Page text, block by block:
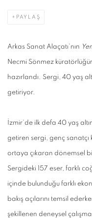
PAYLAŞ
Arkas Sanat Alaçatı’nın
Necmi Sönmez
hazırlandı. Sergi, 40 yaş
getiriyor.
İzmir’de ilk defa 40 yaş
getiren sergi, genç sanatçı
ortaya çıkaran dönemsel
Sergideki 157 eser, farklı
içinde bulunduğu farklı
bakış açılarını temsil
şekillenen deneysel